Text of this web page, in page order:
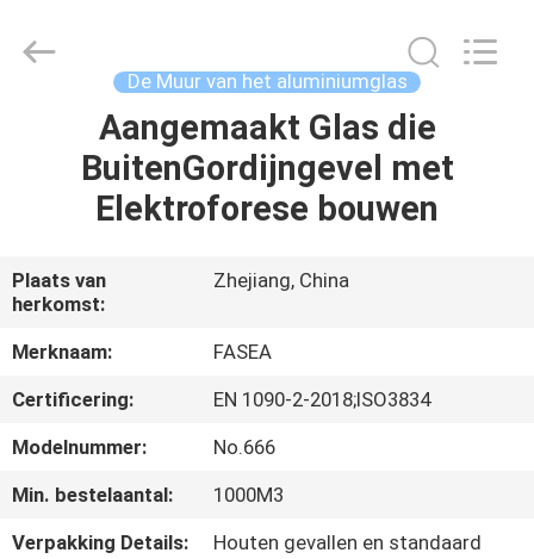
PRODUCTEN
ONGEVEER
ONS
FABRIEKSREIS
CONTACTEER
FASEC
Buildings
De Muur van het aluminiumglas
Aangemaakt Glas die
BuitenGordijngevel met
Elektroforese bouwen
Plaats van
herkomst:
Zhejiang, China
Merknaam:
FASEA
Certificering:
EN 1090-2-2018;ISO3834
Modelnummer:
No.666
Min. bestelaantal:
1000M3
Verpakking Details:
Houten gevallen en standaard